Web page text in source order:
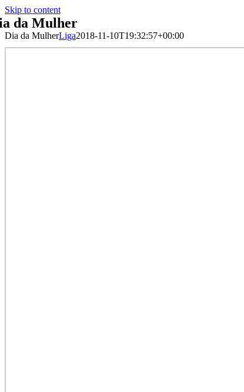
Skip to content
da Mulher
Dia da MulherLiga2018-11-10T19:32:57+00:00